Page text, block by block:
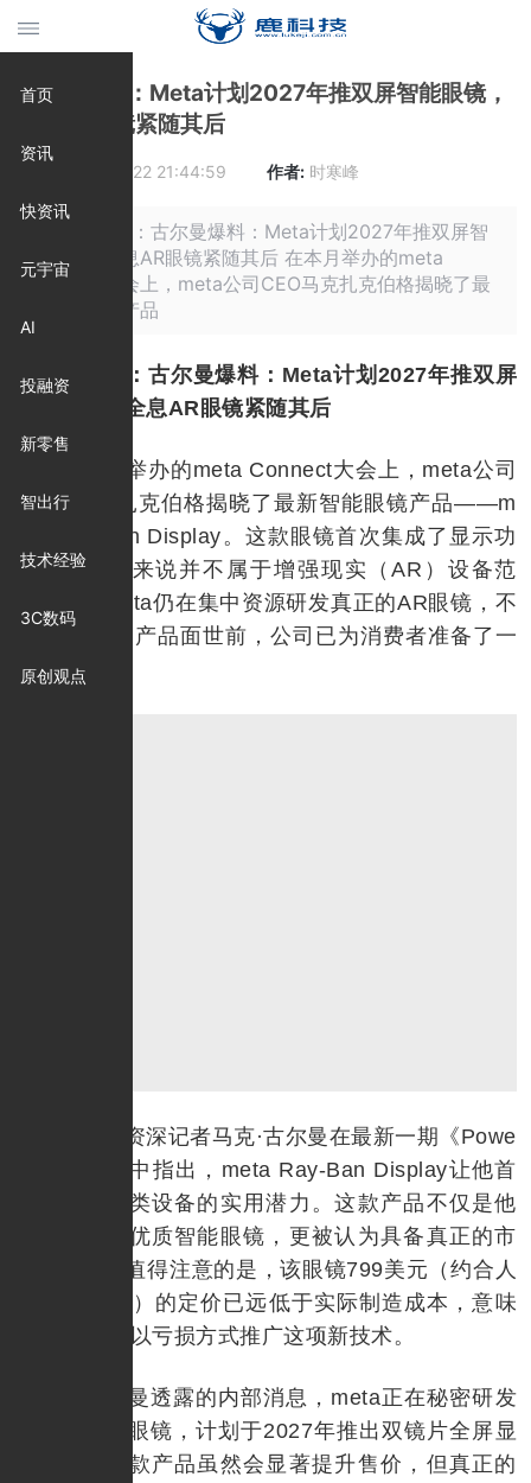
首页
资讯
快资讯
元宇宙
AI
投融资
新零售
智出行
技术经验
3C数码
原创观点
古尔曼爆料：Meta计划2027年推双屏智能眼镜，
全息AR眼镜紧随其后
2025-09-22 21:44:59 作者: 时寒峰
摘要: 原标题：古尔曼爆料：Meta计划2027年推双屏智
能眼镜，全息AR眼镜紧随其后 在本月举办的meta
Connect大会上，meta公司CEO马克扎克伯格揭晓了最
新智能眼镜产品
原标题：古尔曼爆料：Meta计划2027年推双屏
智能眼镜，全息AR眼镜紧随其后
在本月举办的meta Connect大会上，meta公司
CEO马克·扎克伯格揭晓了最新智能眼镜产品——m
eta Ray-Ban Display。这款眼镜首次集成了显示功
能，但严格来说并不属于增强现实（AR）设备范
畴。目前meta仍在集中资源研发真正的AR眼镜，不
过在正统AR产品面世前，公司已为消费者准备了一
个特别惊喜。
彭博社资深记者马克·古尔曼在最新一期《Powe
r On》通讯中指出，meta Ray-Ban Display让他首
次看到了这类设备的实用潜力。这款产品不仅是他
首次认可的优质智能眼镜，更被认为具备真正的市
场吸引力。值得注意的是，该眼镜799美元（约合人
民币5687元）的定价已远低于实际制造成本，意味
着meta正在以亏损方式推广这项新技术。
据古尔曼透露的内部消息，meta正在秘密研发
新一代智能眼镜，计划于2027年推出双镜片全屏显
示版本。这款产品虽然会显著提升售价，但真正的